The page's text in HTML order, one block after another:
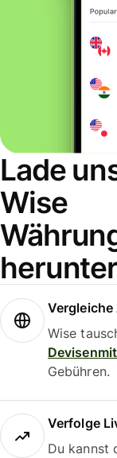
Lade
Wise
herunter
Wise
Gebühren.
Verfolge
Du kannst